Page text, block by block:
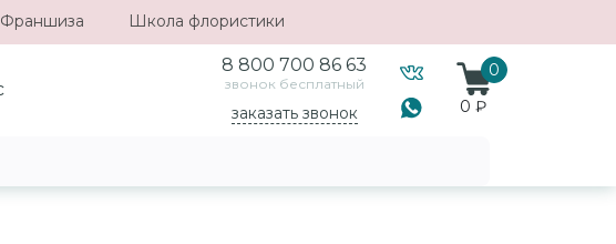
Франшиза Школа флористики
8 800 700 86 63
звонок бесплатный
заказать звонок
0
0 ₽